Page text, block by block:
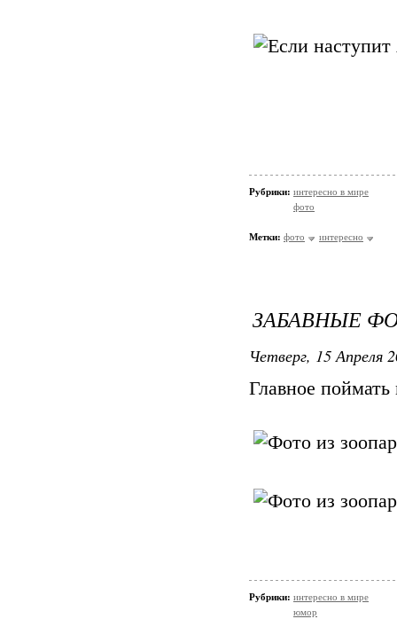
Рубрики: интересно в мире
фото
Метки: фото интересно
ЗАБАВНЫЕ
Четверг, 15 Апреля
Главное
Рубрики: интересно в мире
юмор